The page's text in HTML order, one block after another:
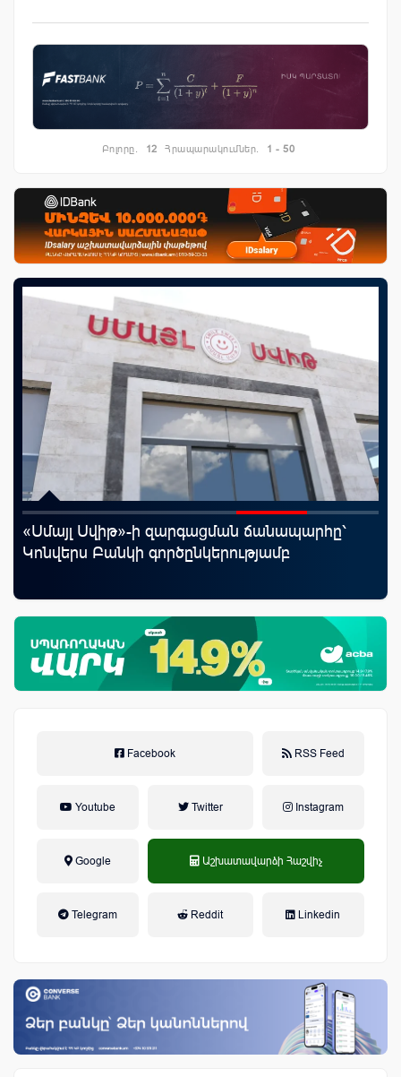
Բոլորը. 12 Հրապարակումներ. 1 - 50
«Սմայլ Սվիթ»-ի զարգացման ճանապարհը՝
Կոնվերս Բանկի գործընկերությամբ
Facebook RSS Feed
Youtube Twitter Instagram
Google Աշխատավարձի Հաշվիչ
Telegram Reddit Linkedin